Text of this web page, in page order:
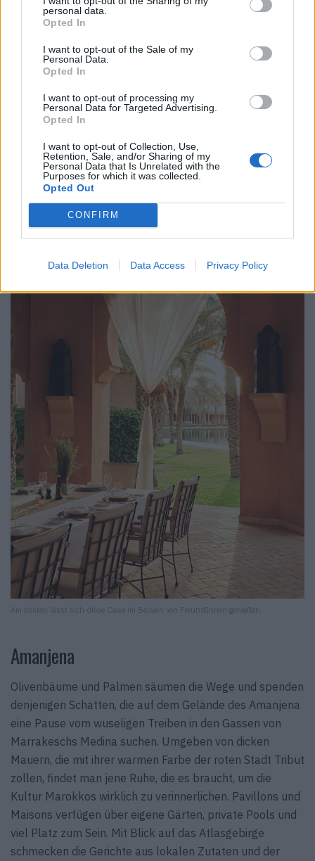
personal data.
Opted In
I want to opt-out of the Sale of my
Personal Data.
Opted In
I want to opt-out of processing my
Personal Data for Targeted Advertising.
Opted In
I want to opt-out of Collection, Use,
Retention, Sale, and/or Sharing of my
Personal Data that Is Unrelated with the
Purposes for which it was collected.
Opted Out
CONFIRM
Data Deletion Data Access Privacy Policy
Wie wärs mit einem Abstecher in die Steinwüste Agafay nur einen Katzensprung
von Marrakeschs Medina entfernt?
Am besten lässt sich diese Oase im Beisein von FreundInnen genießen.
Amanjena
Olivenbäume und Palmen säumen die Wege und spenden
denjenigen Schatten, die auf dem Gelände des Amanjena
eine Pause vom wuseligen Treiben in den Gassen von
Marrakeschs Medina suchen. Umgeben von dicken
Mauern, die mit ihrer warmen Farbe der roten Stadt Tribut
zollen, findet man jene Ruhe, die es braucht, um die
Kultur Marokkos wirklich zu verinnerlichen. Pavillons und
Maisons verfügen über eigene Gärten, private Pools und
viel Platz zum Sein. Mit Blick auf das Atlasgebirge
schmecken die Gerichte aus lokalen Zutaten und der